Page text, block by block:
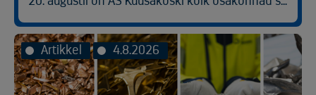
Artikkel 4.8.2026